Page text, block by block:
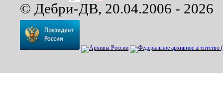
© Дебри-ДВ, 20.04.2006 - 2026